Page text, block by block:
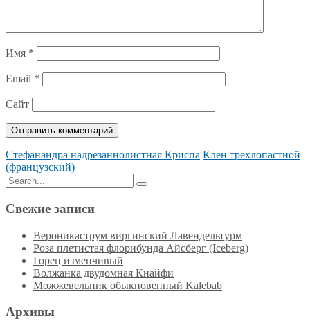
Имя *
Email *
Сайт
Стефанандра надрезаннолистная Криспа Клен трехлопастной
(французский)
Search
for:
Search
Свежие записи
Вероникаструм виргинский Лавендельтурм
Роза плетистая флорибунда Айсберг (Iceberg)
Горец изменчивый
Волжанка двудомная Кнайфи
Можжевельник обыкновенный Kalebab
Архивы